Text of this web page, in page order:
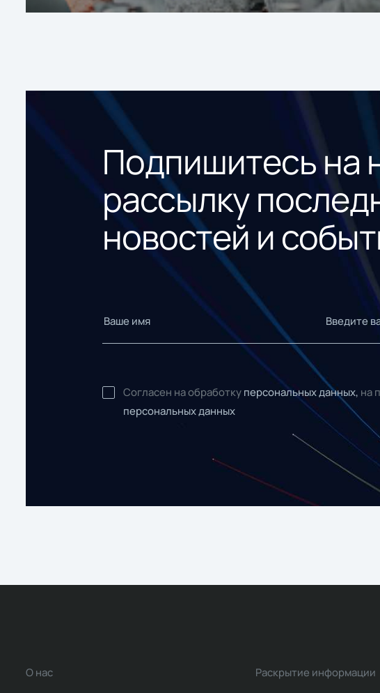
Подпишитесь на
рассылку
новостей и
Согласен на обработку персональных данных, на
персональных данных
О нас
Раскрытие информации